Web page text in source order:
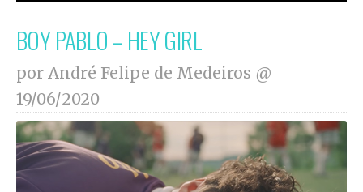
BOY PABLO – HEY GIRL
por André Felipe de Medeiros @
19/06/2020